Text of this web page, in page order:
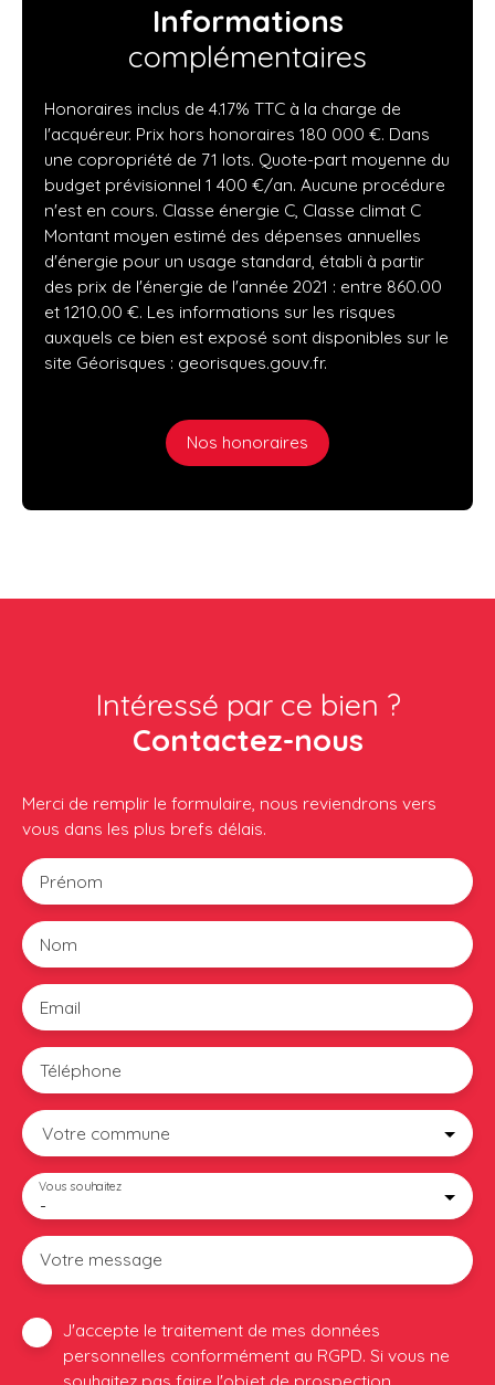
Informations
complémentaires
Honoraires inclus de 4.17% TTC à la charge de
l'acquéreur. Prix hors honoraires 180 000 €. Dans
une copropriété de 71 lots. Quote-part moyenne du
budget prévisionnel 1 400 €/an. Aucune procédure
n'est en cours. Classe énergie C, Classe climat C
Montant moyen estimé des dépenses annuelles
d'énergie pour un usage standard, établi à partir
des prix de l'énergie de l'année 2021 : entre 860.00
et 1210.00 €. Les informations sur les risques
auxquels ce bien est exposé sont disponibles sur le
site Géorisques : georisques.gouv.fr.
Nos honoraires
Intéressé par ce bien ?
Contactez-nous
Merci de remplir le formulaire, nous reviendrons vers
vous dans les plus brefs délais.
Prénom
Nom
Email
Téléphone
Votre commune
-
Vous souhaitez
Votre message
J'accepte le traitement de mes données
personnelles conformément au RGPD. Si vous ne
souhaitez pas faire l'objet de prospection